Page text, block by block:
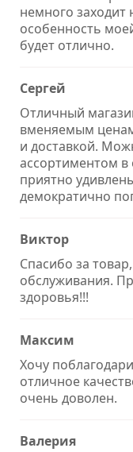
немного заходит
особенность
будет отлично.
Сергей
Отличный
вменяемым
и доставкой.
ассортиментом
приятно
демократично
Виктор
Спасибо за
обслуживания.
здоровья!!!
Максим
Хочу
отличное
очень доволен.
Валерия